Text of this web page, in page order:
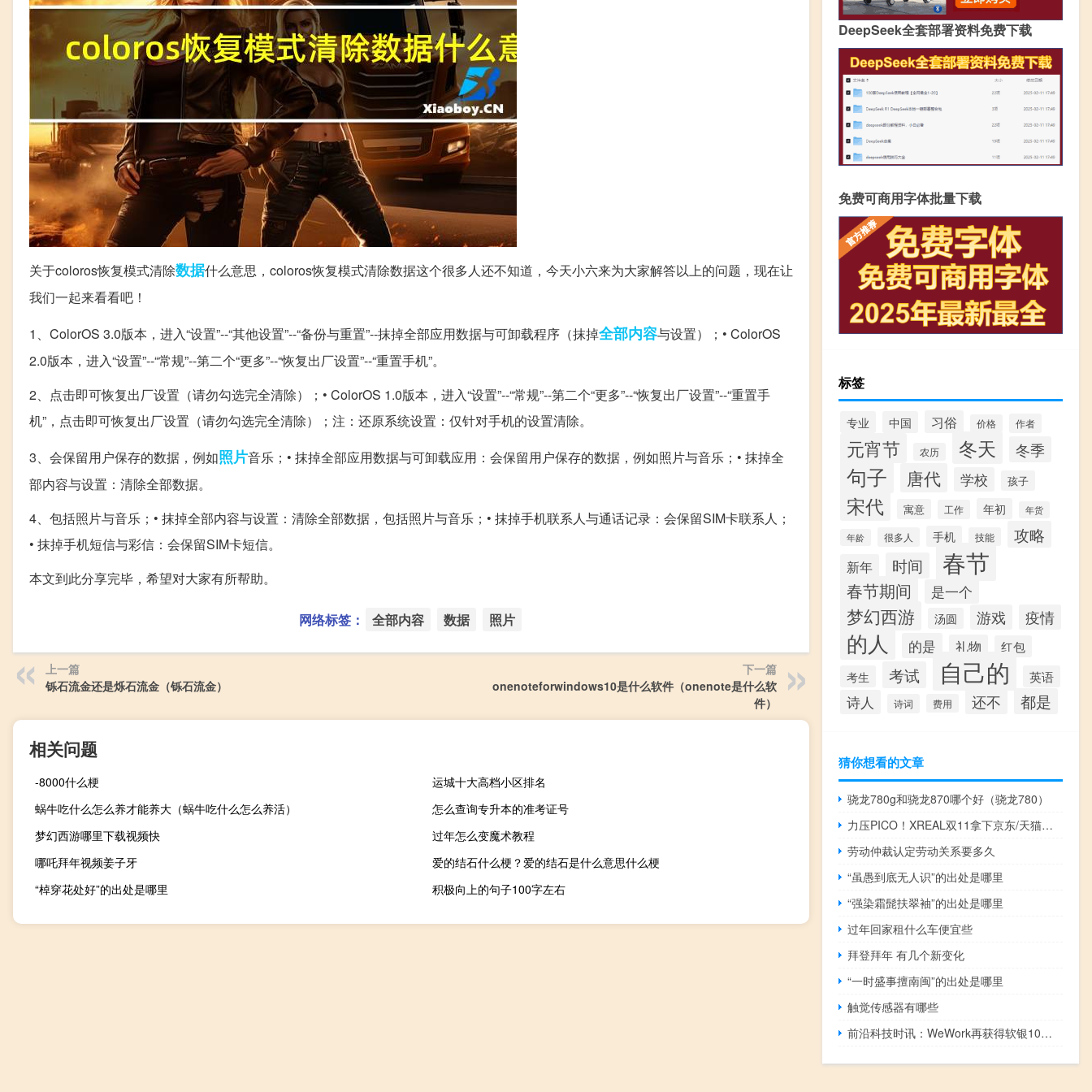
关于coloros恢复模式清除数据什么意思，coloros恢复模式清除数据这个很多人还不知道，今天小六来为大家解答以上的问题，现在让
我们一起来看看吧！
1、ColorOS 3.0版本，进入“设置”--“其他设置”--“备份与重置”--抹掉全部应用数据与可卸载程序（抹掉全部内容与设置）；• ColorOS
2.0版本，进入“设置”--“常规”--第二个“更多”--“恢复出厂设置”--“重置手机”。
2、点击即可恢复出厂设置（请勿勾选完全清除）；• ColorOS 1.0版本，进入“设置”--“常规”--第二个“更多”--“恢复出厂设置”--“重置手
机”，点击即可恢复出厂设置（请勿勾选完全清除）；注：还原系统设置：仅针对手机的设置清除。
3、会保留用户保存的数据，例如照片音乐；• 抹掉全部应用数据与可卸载应用：会保留用户保存的数据，例如照片与音乐；• 抹掉全
部内容与设置：清除全部数据。
4、包括照片与音乐；• 抹掉全部内容与设置：清除全部数据，包括照片与音乐；• 抹掉手机联系人与通话记录：会保留SIM卡联系人；
• 抹掉手机短信与彩信：会保留SIM卡短信。
本文到此分享完毕，希望对大家有所帮助。
网络标签： 全部内容 数据 照片
上一篇
铄石流金还是烁石流金（铄石流金）
下一篇
onenoteforwindows10是什么软件（onenote是什么软
件）
相关问题
-8000什么梗
运城十大高档小区排名
蜗牛吃什么怎么养才能养大（蜗牛吃什么怎么养活）
怎么查询专升本的准考证号
梦幻西游哪里下载视频快
过年怎么变魔术教程
哪吒拜年视频姜子牙
爱的结石什么梗？爱的结石是什么意思什么梗
“棹穿花处好”的出处是哪里
积极向上的句子100字左右
DeepSeek全套部署资料免费下载
免费可商用字体批量下载
标签
专业 中国 习俗 价格 作者
元宵节 农历 冬天 冬季
句子 唐代 学校 孩子
宋代 寓意 工作 年初 年货
年龄 很多人 手机 技能 攻略
新年 时间 春节
春节期间 是一个
梦幻西游 汤圆 游戏 疫情
的人 的是 礼物
红包
考生
考试 自己的 英语
诗人 诗词 费用 还不 都是
猜你想看的文章
骁龙780g和骁龙870哪个好（骁龙780）
力压PICO！XREAL双11拿下京东/天猫销量、销售额双第一：XR行业天花板
劳动仲裁认定劳动关系要多久
“虽愚到底无人识”的出处是哪里
“强染霜髭扶翠袖”的出处是哪里
过年回家租什么车便宜些
拜登拜年 有几个新变化
“一时盛事擅南闽”的出处是哪里
触觉传感器有哪些
前沿科技时讯：WeWork再获得软银10亿美元投资 估值有望达420亿美元